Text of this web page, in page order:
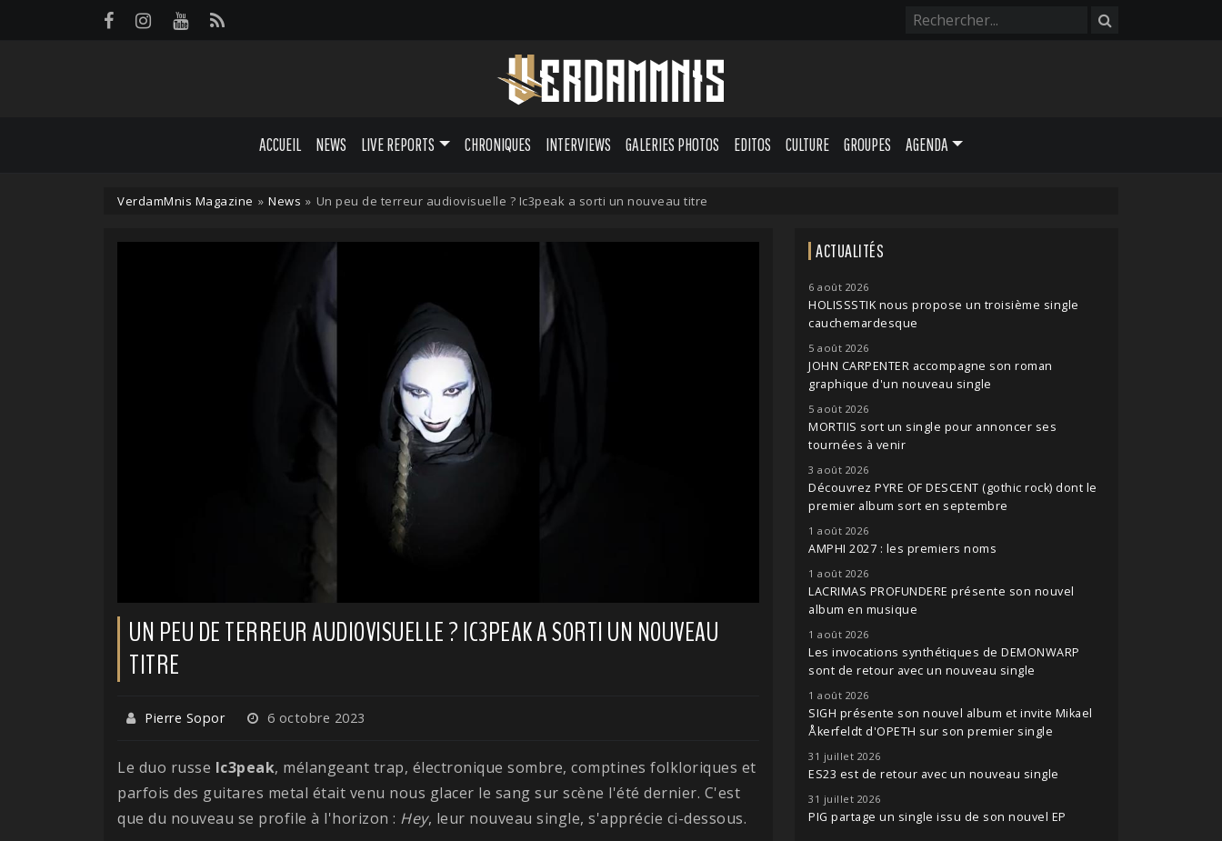
ACCUEIL NEWS LIVE REPORTS CHRONIQUES INTERVIEWS GALERIES PHOTOS EDITOS CULTURE GROUPES AGENDA
VerdamMnis Magazine » News » Un peu de terreur audiovisuelle ? Ic3peak a sorti un nouveau titre
UN PEU DE TERREUR AUDIOVISUELLE ? IC3PEAK A SORTI UN NOUVEAU
TITRE
Pierre Sopor 6 octobre 2023
Le duo russe Ic3peak, mélangeant trap, électronique sombre, comptines folkloriques et
parfois des guitares metal était venu nous glacer le sang sur scène l'été dernier. C'est
que du nouveau se profile à l'horizon : Hey, leur nouveau single, s'apprécie ci-dessous.
ACTUALITÉS
6 août 2026
HOLISSSTIK nous propose un troisième single
cauchemardesque
5 août 2026
JOHN CARPENTER accompagne son roman
graphique d'un nouveau single
5 août 2026
MORTIIS sort un single pour annoncer ses
tournées à venir
3 août 2026
Découvrez PYRE OF DESCENT (gothic rock) dont le
premier album sort en septembre
1 août 2026
AMPHI 2027 : les premiers noms
1 août 2026
LACRIMAS PROFUNDERE présente son nouvel
album en musique
1 août 2026
Les invocations synthétiques de DEMONWARP
sont de retour avec un nouveau single
1 août 2026
SIGH présente son nouvel album et invite Mikael
Åkerfeldt d'OPETH sur son premier single
31 juillet 2026
ES23 est de retour avec un nouveau single
31 juillet 2026
PIG partage un single issu de son nouvel EP
Panneau de gestion des cookies